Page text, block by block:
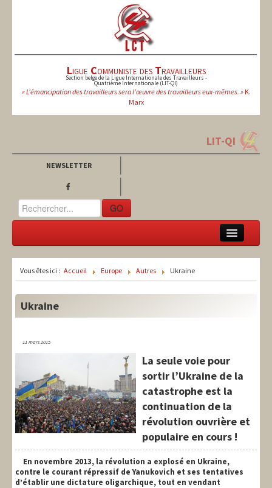
Ligue Communiste des Travailleurs
Section belge de la Ligue Internationale des Travailleurs -
Quatrième Internationale (LIT-QI)
« L'émancipation des travailleurs sera l'œuvre des travailleurs eux-mêmes. »K.
Marx
LIT-QI
NEWSLETTER
GO
Théorie
International
Syndical
Social
Vous êtes ici : Accueil Europe Autres Ukraine
Ukraine
11 mars 2015
La seule voie pour
sortir l’Ukraine de la
catastrophe est la
continuation de la
révolution ouvrière et
populaire en cours !
En novembre 2013, la révolution a explosé en Ukraine,
contre le courant répressif de Yanukovich et ses tentatives
d’établir une dictature oligarchique, tout en vendant